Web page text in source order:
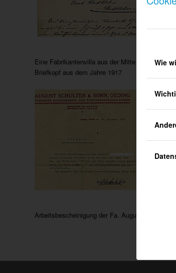
Wie
Eine Fabrikantenvilla aus der Mitte des 19.
Briefkopf aus dem Jahre 1917
Arbeitsbescheinigung der Fa. August Schulten &